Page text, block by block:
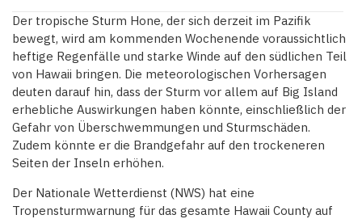
Der tropische Sturm Hone, der sich derzeit im Pazifik
bewegt, wird am kommenden Wochenende voraussichtlich
heftige Regenfälle und starke Winde auf den südlichen Teil
von Hawaii bringen. Die meteorologischen Vorhersagen
deuten darauf hin, dass der Sturm vor allem auf Big Island
erhebliche Auswirkungen haben könnte, einschließlich der
Gefahr von Überschwemmungen und Sturmschäden.
Zudem könnte er die Brandgefahr auf den trockeneren
Seiten der Inseln erhöhen.
Der Nationale Wetterdienst (NWS) hat eine
Tropensturmwarnung für das gesamte Hawaii County auf